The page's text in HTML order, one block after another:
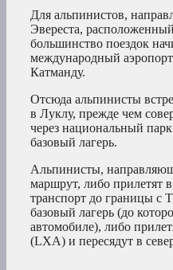
Для альпинистов,
Эвереста,
большинство поездок
международный
Катманду.
Отсюда альпинисты
в Луклу, прежде чем
через национальный
базовый лагерь.
Альпинисты,
маршрут, либо прилетят
транспорт до границы с
базовый лагерь (до
автомобиле), либо
(LXA) и пересядут в